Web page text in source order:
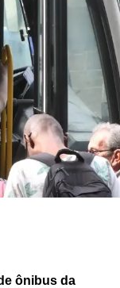
ônibus da